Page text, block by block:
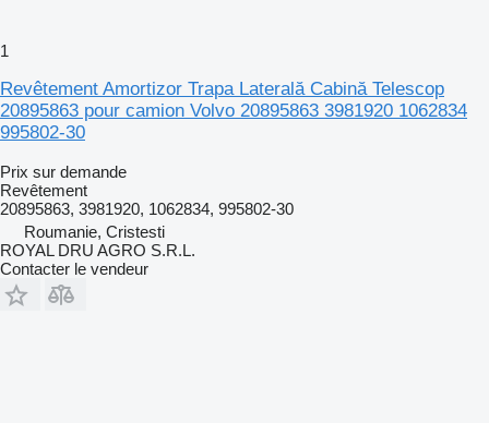
1
Revêtement Amortizor Trapa Laterală Cabină Telescop
20895863 pour camion Volvo 20895863 3981920 1062834
995802-30
Prix sur demande
Revêtement
20895863, 3981920, 1062834, 995802-30
Roumanie, Cristesti
ROYAL DRU AGRO S.R.L.
Contacter le vendeur